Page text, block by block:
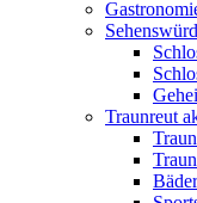
Traunreut
Bäder